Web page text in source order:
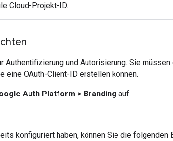
Cloud-Projekt-ID.
Authentifizierung und Autorisierung. Sie müssen
eine OAuth-Client-ID erstellen können.
Auth Platform > Branding auf.
konfiguriert haben, können Sie die folgenden